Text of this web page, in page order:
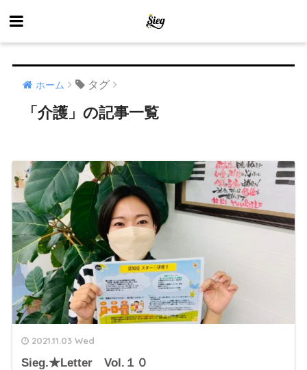
ホーム タグ
「介護」の記事一覧
2021.11.03 Wed
Sieg.★Letter Vol.１０